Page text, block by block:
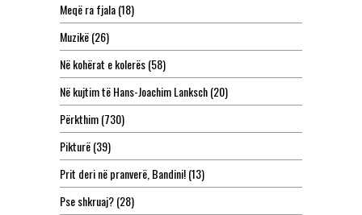
Meqë ra fjala(18)
Muzikë(26)
Në kohërat e kolerës(58)
Në kujtim të Hans-Joachim Lanksch(20)
Përkthim(730)
Pikturë(39)
Prit deri në pranverë, Bandini!(13)
Pse shkruaj?(28)